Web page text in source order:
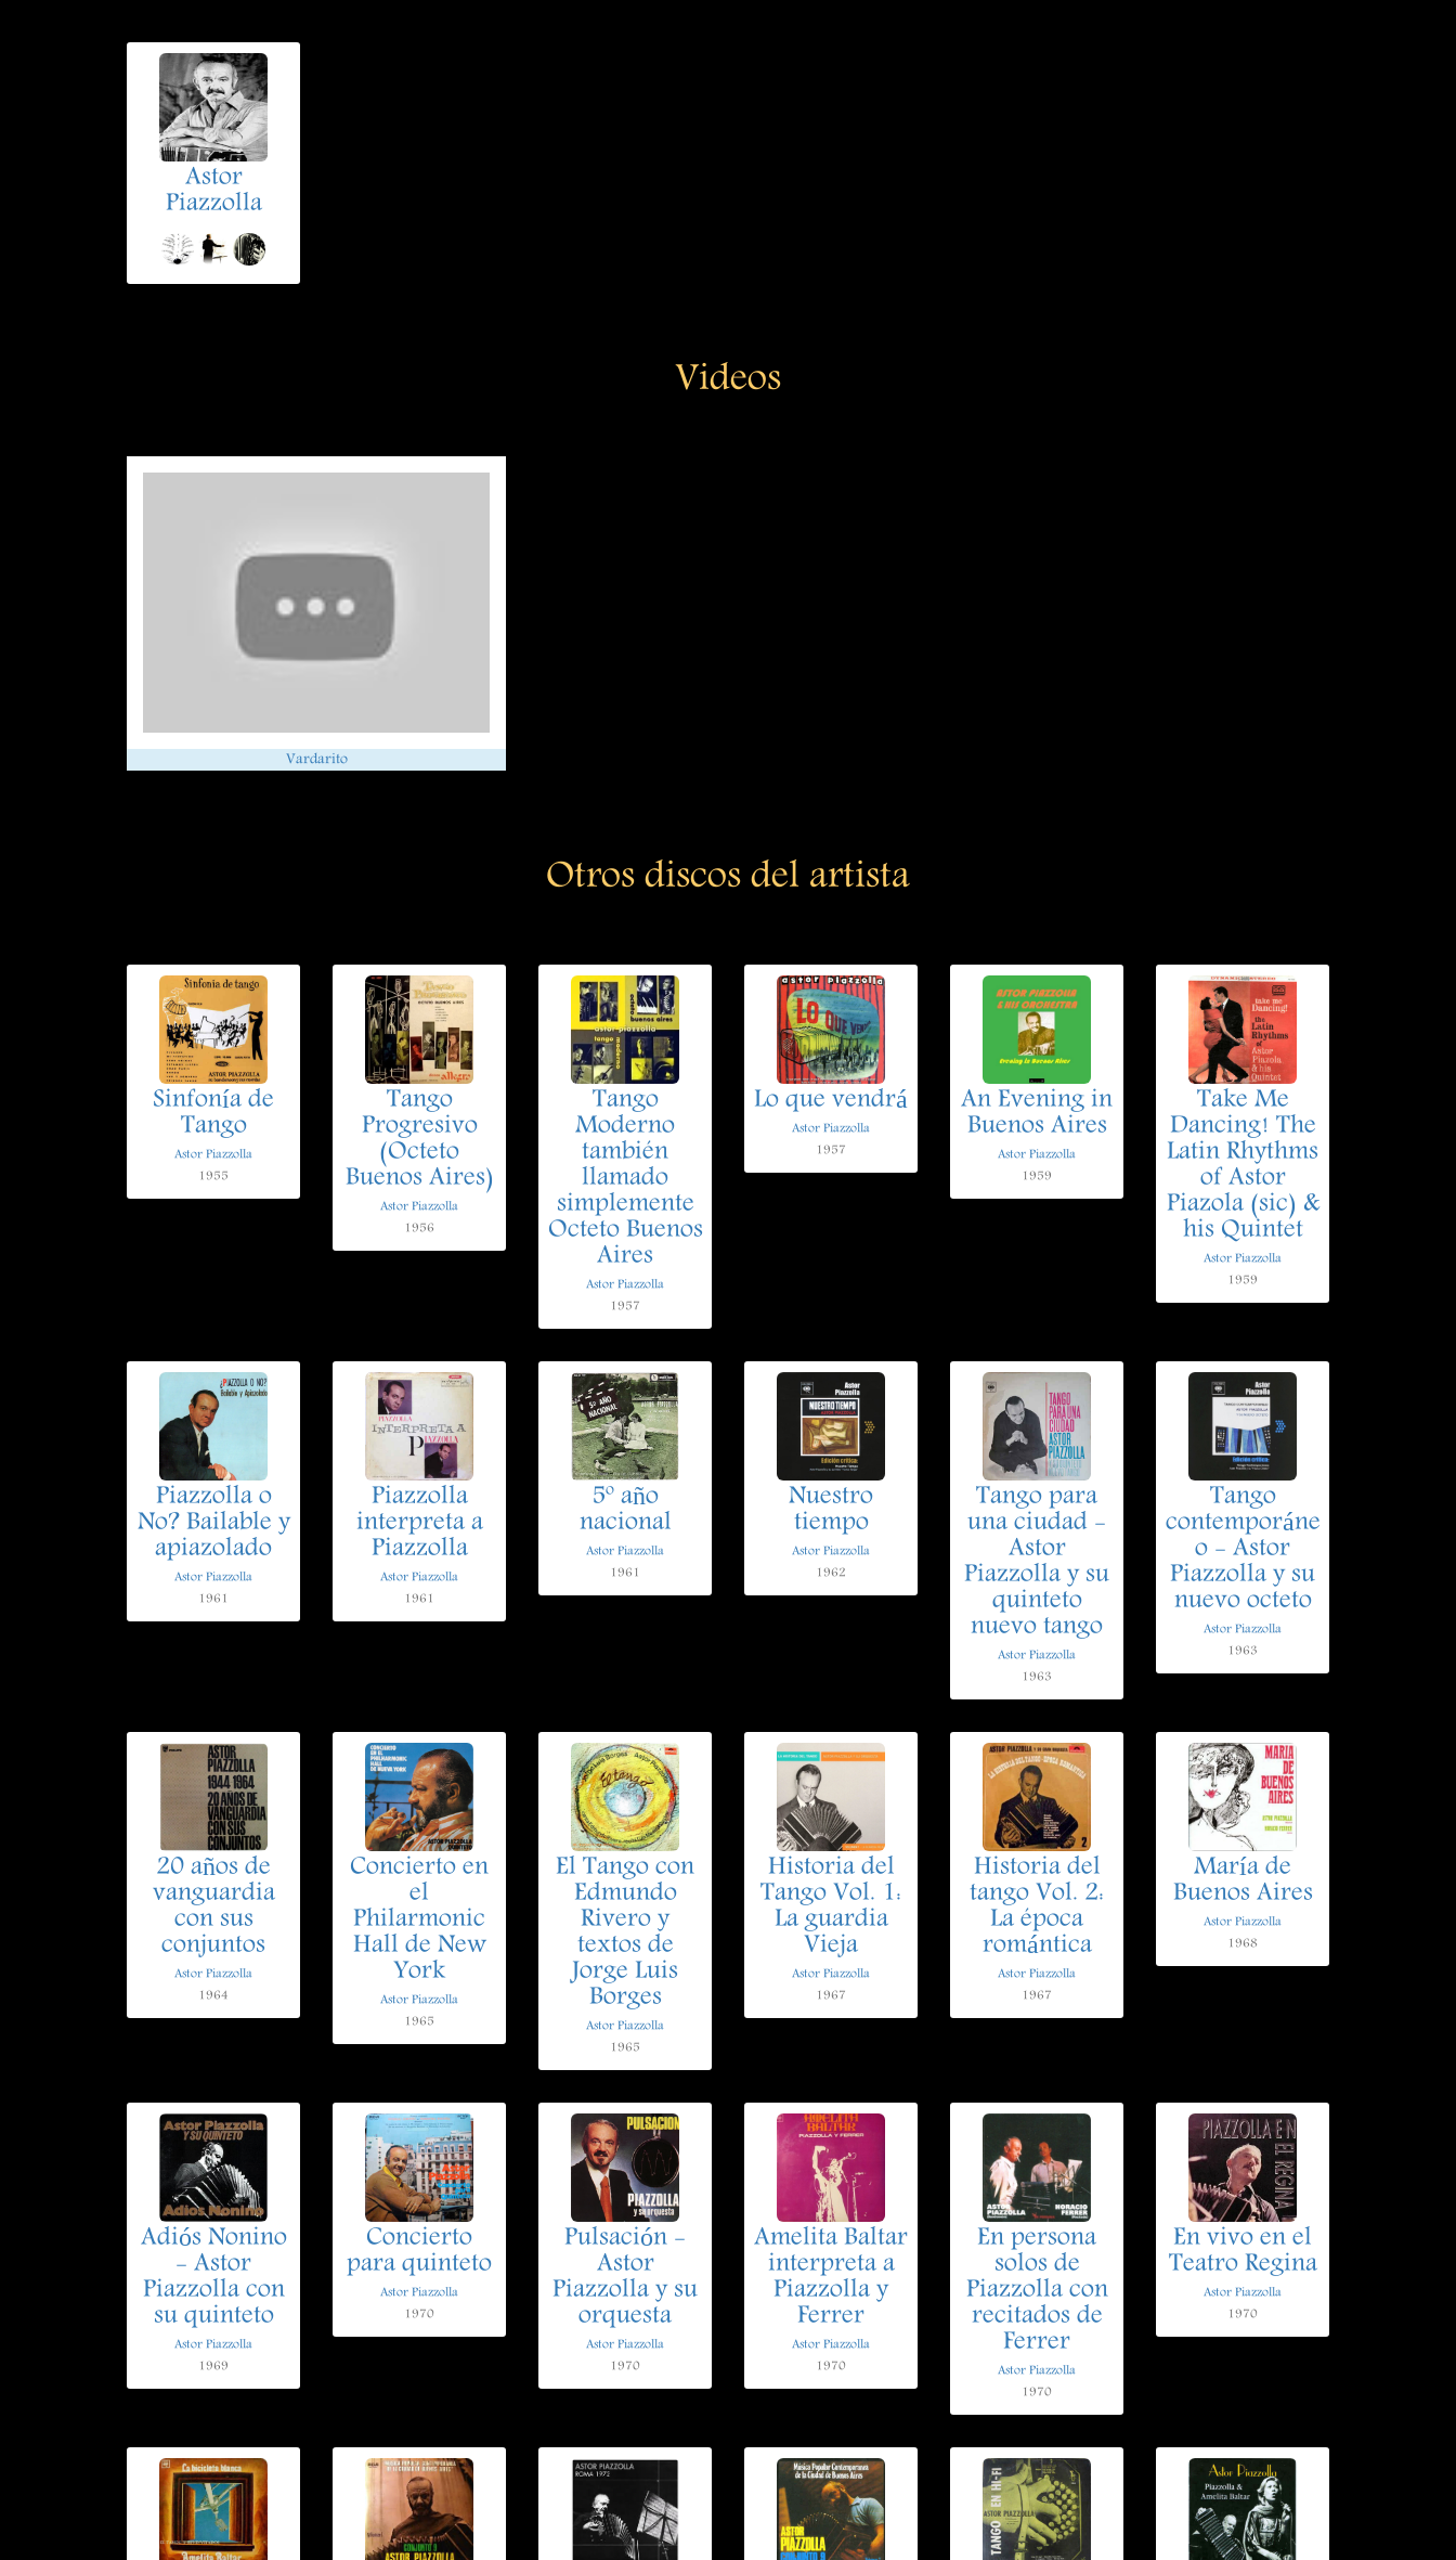
Astor
Piazzolla
Videos
Vardarito
Otros discos del artista
Sinfonía de
Tango
Astor Piazzolla
1955
Tango
Progresivo
(Octeto
Buenos Aires)
Astor Piazzolla
1956
Tango
Moderno
también
llamado
simplemente
Octeto Buenos
Aires
Astor Piazzolla
1957
Lo que vendrá
Astor Piazzolla
1957
An Evening in
Buenos Aires
Astor Piazzolla
1959
Take Me
Dancing! The
Latin Rhythms
of Astor
Piazola (sic) &
his Quintet
Astor Piazzolla
1959
Piazzolla o
No? Bailable y
apiazolado
Astor Piazzolla
1961
Piazzolla
interpreta a
Piazzolla
Astor Piazzolla
1961
5º año
nacional
Astor Piazzolla
1961
Nuestro
tiempo
Astor Piazzolla
1962
Tango para
una ciudad -
Astor
Piazzolla y su
quinteto
nuevo tango
Astor Piazzolla
1963
Tango
contemporáne
o - Astor
Piazzolla y su
nuevo octeto
Astor Piazzolla
1963
20 años de
vanguardia
con sus
conjuntos
Astor Piazzolla
1964
Concierto en
el
Philarmonic
Hall de New
York
Astor Piazzolla
1965
El Tango con
Edmundo
Rivero y
textos de
Jorge Luis
Borges
Astor Piazzolla
1965
Historia del
Tango Vol. 1:
La guardia
Vieja
Astor Piazzolla
1967
Historia del
tango Vol. 2:
La época
romántica
Astor Piazzolla
1967
María de
Buenos Aires
Astor Piazzolla
1968
Adiós Nonino
- Astor
Piazzolla con
su quinteto
Astor Piazzolla
1969
Concierto
para quinteto
Astor Piazzolla
1970
Pulsación -
Astor
Piazzolla y su
orquesta
Astor Piazzolla
1970
Amelita Baltar
interpreta a
Piazzolla y
Ferrer
Astor Piazzolla
1970
En persona
solos de
Piazzolla con
recitados de
Ferrer
Astor Piazzolla
1970
En vivo en el
Teatro Regina
Astor Piazzolla
1970